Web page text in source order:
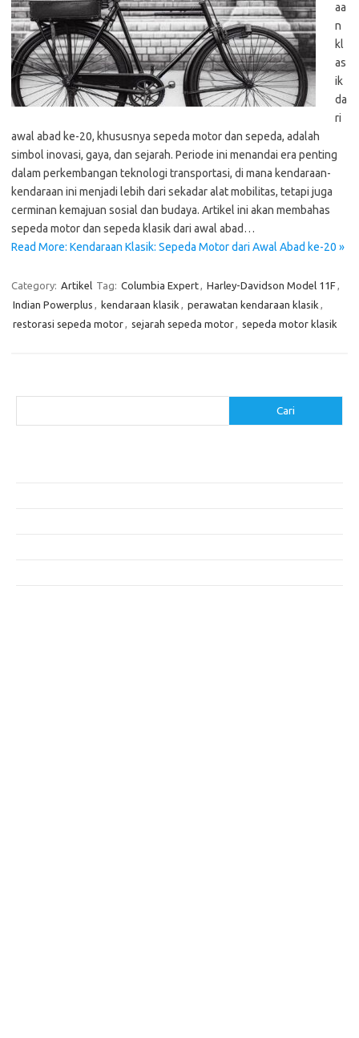
aa
n
kl
as
ik
da
ri
awal abad ke-20, khususnya sepeda motor dan sepeda, adalah
simbol inovasi, gaya, dan sejarah. Periode ini menandai era penting
dalam perkembangan teknologi transportasi, di mana kendaraan-
kendaraan ini menjadi lebih dari sekadar alat mobilitas, tetapi juga
cerminan kemajuan sosial dan budaya. Artikel ini akan membahas
sepeda motor dan sepeda klasik dari awal abad…
Read More: Kendaraan Klasik: Sepeda Motor dari Awal Abad ke-20 »
Category: Artikel Tag: Columbia Expert, Harley-Davidson Model 11F,
Indian Powerplus , kendaraan klasik , perawatan kendaraan klasik ,
restorasi sepeda motor, sejarah sepeda motor, sepeda motor klasik
Cari